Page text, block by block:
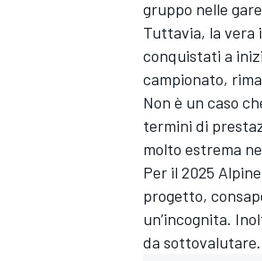
RALLY
gruppo nelle
Tuttavia, la vera
conquistati a
campionato,
Non è un caso
termini di
molto estrema
Per il 2025
progetto,
un’incognita.
da sottovalutare.